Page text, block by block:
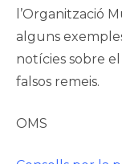
l’Organització
alguns
notícies sobre
falsos remeis.
OMS